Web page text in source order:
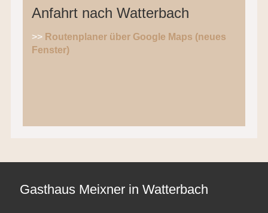
Anfahrt nach Watterbach
>> Routenplaner über Google Maps (neues
Fenster)
Gasthaus Meixner in Watterbach